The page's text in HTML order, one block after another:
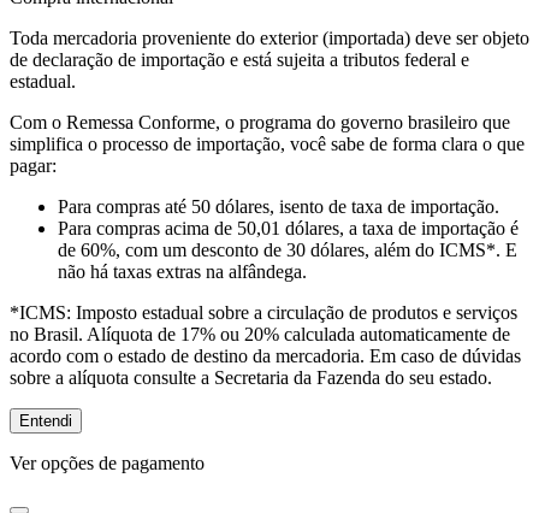
Toda mercadoria proveniente do exterior (importada) deve ser objeto
de declaração de importação e está sujeita a tributos federal e
estadual.
Com o Remessa Conforme, o programa do governo brasileiro que
simplifica o processo de importação, você sabe de forma clara o que
pagar:
Para compras até 50 dólares, isento de taxa de importação.
Para compras acima de 50,01 dólares, a taxa de importação é
de 60%, com um desconto de 30 dólares, além do ICMS*. E
não há taxas extras na alfândega.
*ICMS: Imposto estadual sobre a circulação de produtos e serviços
no Brasil. Alíquota de 17% ou 20% calculada automaticamente de
acordo com o estado de destino da mercadoria. Em caso de dúvidas
sobre a alíquota consulte a Secretaria da Fazenda do seu estado.
Entendi
Ver opções de pagamento